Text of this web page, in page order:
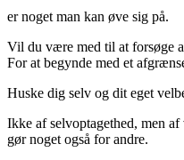
er noget man kan øve sig på.
Vil du være med til at forsøge
For at begynde med et
Huske dig selv og dit eget
Ikke af selvoptagethed, men
gør noget også for andre.